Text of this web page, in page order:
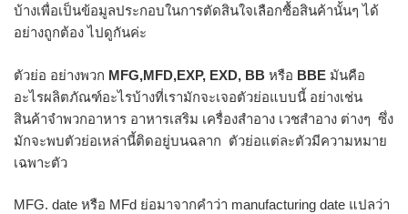
บ้างเพื่อเป็นข้อมูลประกอบในการตัดสินใจเลือกซื้อสินค้านั้นๆ ได้
อย่างถูกต้อง ไปดูกันค่ะ
ตัวย่อ อย่างพวก MFG,MFD,EXP, EXD, BB หรือ BBE มันคือ
อะไรผลิตภัณฑ์อะไรบ้างที่เรามักจะเจอตัวย่อแบบนี้ อย่างเช่น
สินค้าจำพวกอาหาร อาหารเสริม เครื่องสำอาง เวชสำอาง ต่างๆ ซึ่ง
มักจะพบตัวย่อเหล่านี้ติดอยู่บนฉลาก ตัวย่อแต่ละตัวมีความหมาย
เฉพาะตัว
MFG. date หรือ MFd ย่อมาจากคำว่า manufacturing date แปลว่า